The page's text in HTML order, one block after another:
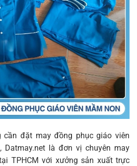
cần đặt may đồng phục giáo viên
Datmay.net là đơn vị chuyên may
TPHCM với xưởng sản xuất trực